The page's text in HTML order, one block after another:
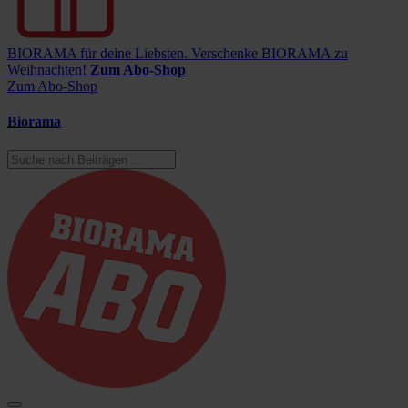
BIORAMA für deine Liebsten. Verschenke BIORAMA zu
Weihnachten! Zum Abo-Shop
Zum Abo-Shop
Biorama